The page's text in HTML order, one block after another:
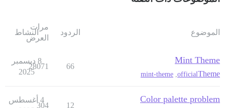
الموضوع الردود
مرات
العرض
النشاط
Mint Theme
Theme
official
mint-theme
66
28071
8 ديسمبر
2025
Color palette problem
12
304
4 أغسطس